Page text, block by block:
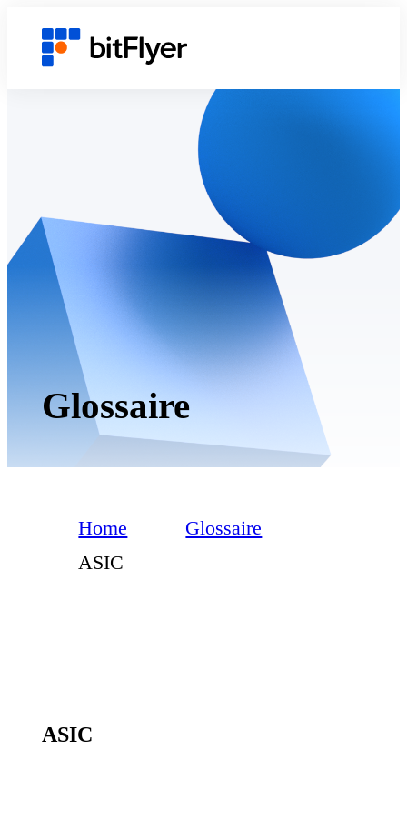
Glossaire
Home
Glossaire
ASIC
ASIC